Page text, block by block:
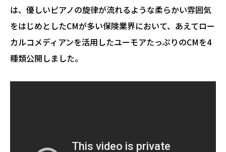
は、優しいピアノの旋律が流れるような柔らかい雰囲気
をはじめとしたCMが多い保険業界において、あえてロー
カルコメディアンを活用したユーモアたっぷりのCMを4
種類公開しました。